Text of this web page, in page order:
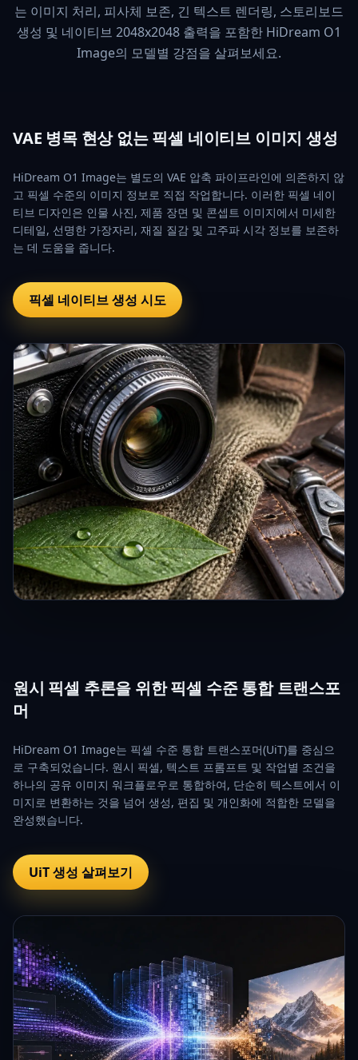
는 이미지 처리, 피사체 보존, 긴 텍스트 렌더링, 스토리보드
생성 및 네이티브 2048x2048 출력을 포함한 HiDream O1
Image의 모델별 강점을 살펴보세요.
VAE 병목 현상 없는 픽셀 네이티브 이미지 생성
HiDream O1 Image는 별도의 VAE 압축 파이프라인에 의존하지 않
고 픽셀 수준의 이미지 정보로 직접 작업합니다. 이러한 픽셀 네이
티브 디자인은 인물 사진, 제품 장면 및 콘셉트 이미지에서 미세한
디테일, 선명한 가장자리, 재질 질감 및 고주파 시각 정보를 보존하
는 데 도움을 줍니다.
픽셀 네이티브 생성 시도
원시 픽셀 추론을 위한 픽셀 수준 통합 트랜스포
머
HiDream O1 Image는 픽셀 수준 통합 트랜스포머(UiT)를 중심으
로 구축되었습니다. 원시 픽셀, 텍스트 프롬프트 및 작업별 조건을
하나의 공유 이미지 워크플로우로 통합하여, 단순히 텍스트에서 이
미지로 변환하는 것을 넘어 생성, 편집 및 개인화에 적합한 모델을
완성했습니다.
UiT 생성 살펴보기